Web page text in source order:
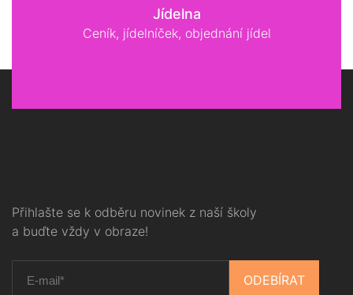
Jídelna
Ceník, jídelníček, objednání jídel
Přihlašte se k odběru novinek z naší školy
a buďte vždy v obraze!
ODEBÍRAT